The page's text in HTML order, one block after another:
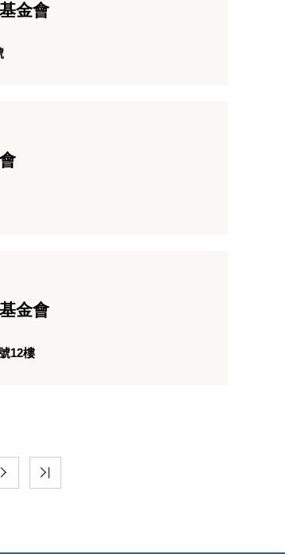
金會
金會
12樓